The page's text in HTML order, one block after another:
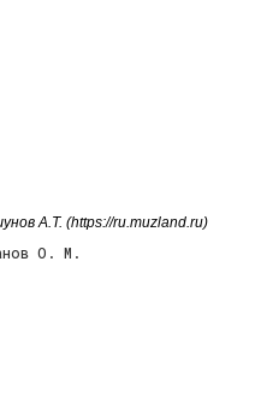
А.Т. (https://ru.muzland.ru)
О. М.